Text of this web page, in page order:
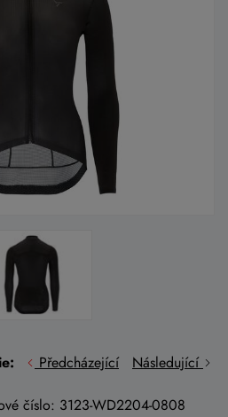
Předcházející Následující
číslo: 3123-WD2204-0808